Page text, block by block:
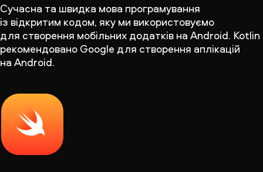
Сучасна та швидка мова програмування
із відкритим кодом, яку ми використовуємо
для створення мобільних додатків на Android. Kotlin
рекомендовано Google для створення аплікацій
на Android.